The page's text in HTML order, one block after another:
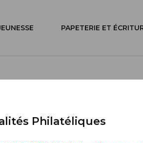
PAPETERIE ET
Philatéliques